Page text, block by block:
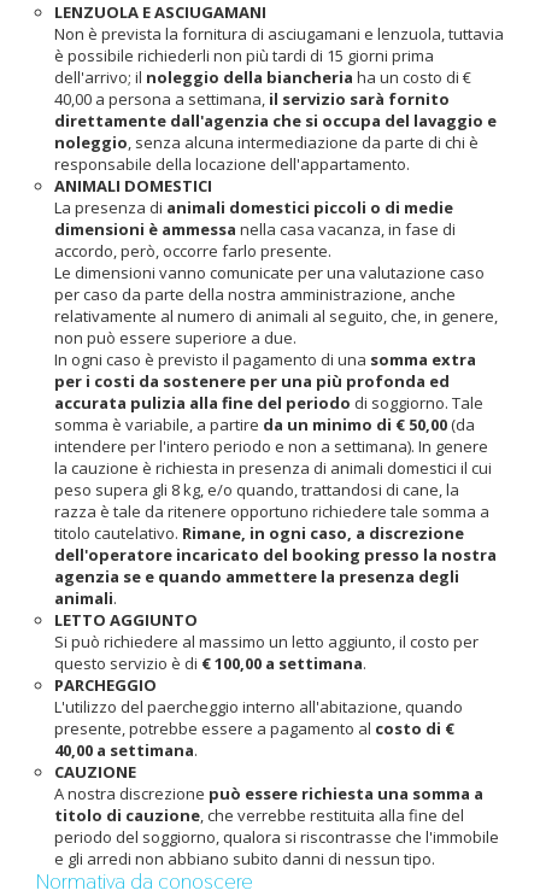
LENZUOLA E ASCIUGAMANI
Non è prevista la fornitura di asciugamani e lenzuola, tuttavia
è possibile richiederli non più tardi di 15 giorni prima
dell'arrivo; il noleggio della biancheria ha un costo di €
40,00 a persona a settimana, il servizio sarà fornito
direttamente dall'agenzia che si occupa del lavaggio e
noleggio, senza alcuna intermediazione da parte di chi è
responsabile della locazione dell'appartamento.
ANIMALI DOMESTICI
La presenza di animali domestici piccoli o di medie
dimensioni è ammessa nella casa vacanza, in fase di
accordo, però, occorre farlo presente.
Le dimensioni vanno comunicate per una valutazione caso
per caso da parte della nostra amministrazione, anche
relativamente al numero di animali al seguito, che, in genere,
non può essere superiore a due.
In ogni caso è previsto il pagamento di una somma extra
per i costi da sostenere per una più profonda ed
accurata pulizia alla fine del periodo di soggiorno. Tale
somma è variabile, a partire da un minimo di € 50,00(da
intendere per l'intero periodo e non a settimana). In genere
la cauzione è richiesta in presenza di animali domestici il cui
peso supera gli 8 kg, e/o quando, trattandosi di cane, la
razza è tale da ritenere opportuno richiedere tale somma a
titolo cautelativo. Rimane, in ogni caso, a discrezione
dell'operatore incaricato del booking presso la nostra
agenzia se e quando ammettere la presenza degli
animali.
LETTO AGGIUNTO
Si può richiedere al massimo un letto aggiunto, il costo per
questo servizio è di € 100,00 a settimana.
PARCHEGGIO
L'utilizzo del paercheggio interno all'abitazione, quando
presente, potrebbe essere a pagamento al costo di €
40,00 a settimana.
CAUZIONE
A nostra discrezione può essere richiesta una somma a
titolo di cauzione, che verrebbe restituita alla fine del
periodo del soggiorno, qualora si riscontrasse che l'immobile
e gli arredi non abbiano subito danni di nessun tipo.
Normativa da conoscere